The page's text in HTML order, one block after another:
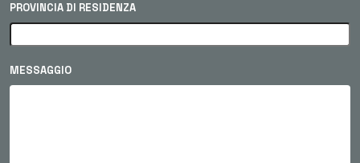
PROVINCIA DI RESIDENZA
MESSAGGIO